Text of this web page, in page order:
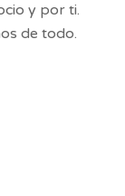
y por ti.
de todo.